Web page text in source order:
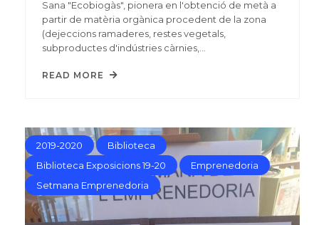
Sana "Ecobiogàs", pionera en l'obtenció de metà a
partir de matèria orgànica procedent de la zona
(dejeccions ramaderes, restes vegetals,
subproductes d'indústries càrnies,…
READ MORE
2019-2020
Biblioteca
Biblioteca Exposicions 19-20
Emprenedoria
Setmana Emprenedoria